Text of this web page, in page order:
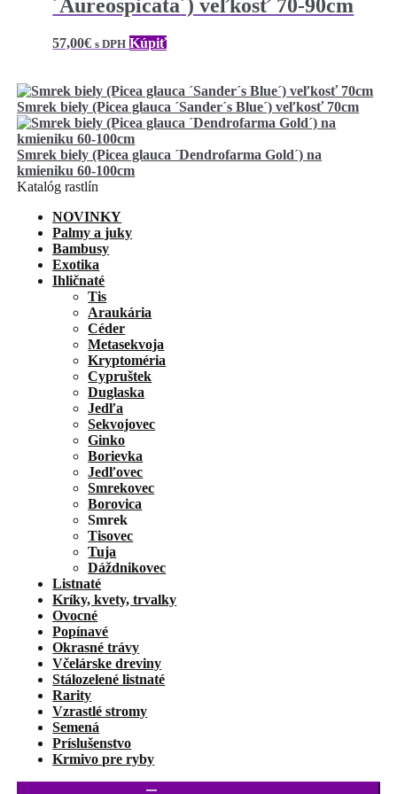
´Aureospicata´) veľkosť 70-90cm
57,00€ s DPH Kúpiť
Smrek biely (Picea glauca ´Sander´s Blue´) veľkosť 70cm
Smrek biely (Picea glauca ´Dendrofarma Gold´) na
kmieniku 60-100cm
Katalóg rastlín
NOVINKY
Palmy a juky
Bambusy
Exotika
Ihličnaté
Tis
Araukária
Céder
Metasekvoja
Kryptoméria
Cypruštek
Duglaska
Jedľa
Sekvojovec
Ginko
Borievka
Jedľovec
Smrekovec
Borovica
Smrek
Tisovec
Tuja
Dáždnikovec
Listnaté
Kríky, kvety, trvalky
Ovocné
Popínavé
Okrasné trávy
Včelárske dreviny
Stálozelené listnaté
Rarity
Vzrastlé stromy
Semená
Príslušenstvo
Krmivo pre ryby